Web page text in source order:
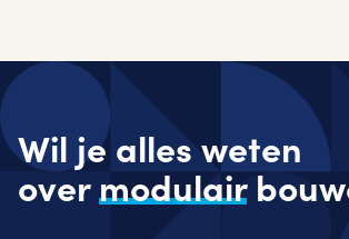
Wil je alles weten
overmodulair